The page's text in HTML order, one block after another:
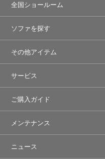
全国ショールーム
ソファを探す
その他アイテム
サービス
ご購入ガイド
メンテナンス
ニュース